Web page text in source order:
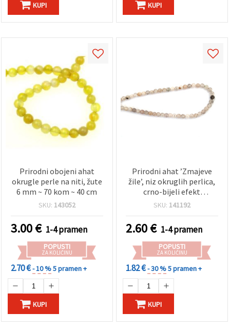
KUPI KUPI
Prirodni obojeni ahat
okrugle perle na niti, žute
6 mm ~ 70 kom ~ 40 cm
SKU: 143052
3.00€ 1-4 pramen
POPUSTI
ZA KOLIČINU
2.70 €- 10 %5 pramen +
KUPI
Prirodni ahat ’Zmajeve
žile’, niz okruglih perlica,
crno-bijeli efekt
mramora, bojani i grijani,
SKU: 141192
2.60€ 1-4 pramen
POPUSTI
ZA KOLIČINU
1.82 €- 30 %5 pramen +
KUPI